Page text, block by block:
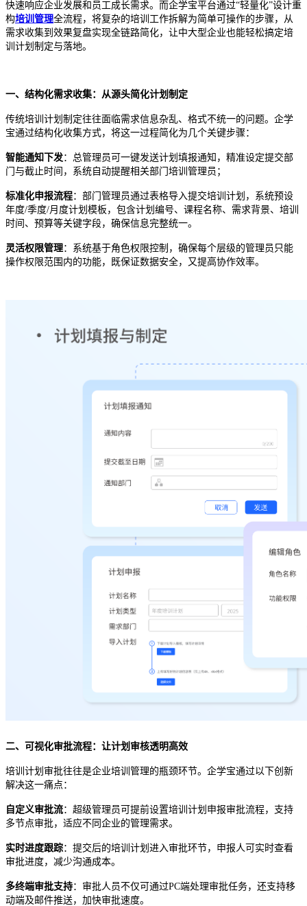
快速响应企业发展和员工成长需求。 而企学宝平台通过“轻量化”设计重
构培训管理全流程，将复杂的培训工作拆解为简单可操作的步骤，从
需求收集到效果复盘实现全链路简化，让中大型企业也能轻松搞定培
训计划制定与落地。
一、结构化需求收集：从源头简化计划制定
传统培训计划制定往往面临需求信息杂乱、格式不统一的问题。企学
宝通过结构化收集方式，将这一过程简化为几个关键步骤：
智能通知下发：总管理员可一键发送计划填报通知，精准设定提交部
门与截止时间，系统自动提醒相关部门培训管理员；
标准化申报流程：部门管理员通过表格导入提交培训计划，系统预设
年度/季度/月度计划模板，包含计划编号、课程名称、需求背景、培训
时间、预算等关键字段，确保信息完整统一。
灵活权限管理：系统基于角色权限控制，确保每个层级的管理员只能
操作权限范围内的功能，既保证数据安全，又提高协作效率。
二、可视化审批流程：让计划审核透明高效
培训计划审批往往是企业培训管理的瓶颈环节。企学宝通过以下创新
解决这一痛点：
自定义审批流：超级管理员可提前设置培训计划申报审批流程，支持
多节点审批，适应不同企业的管理需求。
实时进度跟踪：提交后的培训计划进入审批环节，申报人可实时查看
审批进度，减少沟通成本。
多终端审批支持：审批人员不仅可通过PC端处理审批任务，还支持移
动端及邮件推送，加快审批速度。